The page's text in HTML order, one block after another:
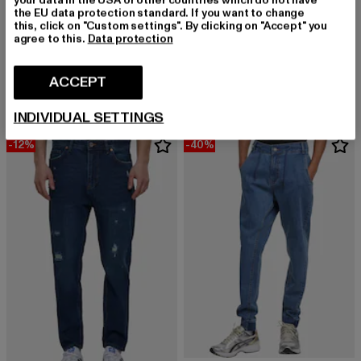
2Y PREMIUM
Boyfriend
EUR 27,99
Derzeitiger Preis: EUR 27,99
EUR 39,99
-12% -40%
the EU data protection standard. If you want to change
this, click on "Custom settings". By clicking on "Accept" you
agree to this. Data protection
ACCEPT
INDIVIDUAL SETTINGS